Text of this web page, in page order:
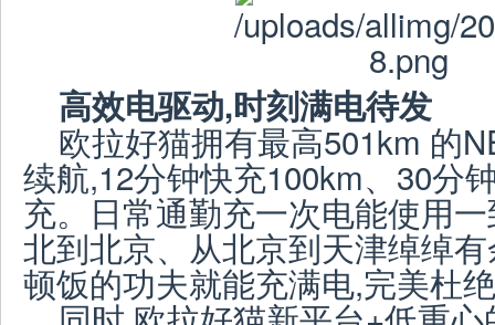
高效电驱动,时刻满电待发
欧拉好猫拥有最高501km 的
续航,12分钟快充100km、30分
充。日常通勤充一次电能使用
北到北京、从北京到天津绰绰
顿饭的功夫就能充满电,完美杜